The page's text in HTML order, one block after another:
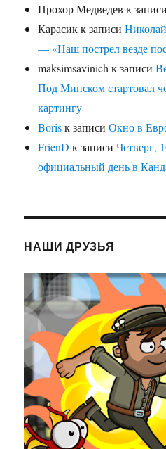
Прохор Медведев к
Карасикк записи
— «Наш пострел везде
maksimsavinich к записи
Под Минском стартовал
картингу
Borisк записиОкно в
FrienD к записиЧетверг,
официальный день в
НАШИ ДРУЗЬЯ